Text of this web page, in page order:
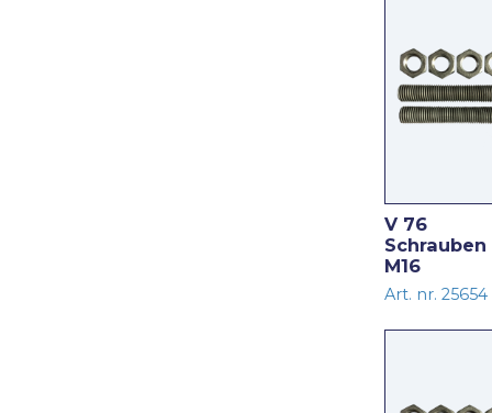
V 76
Schrauben
M16
Art. nr. 25654